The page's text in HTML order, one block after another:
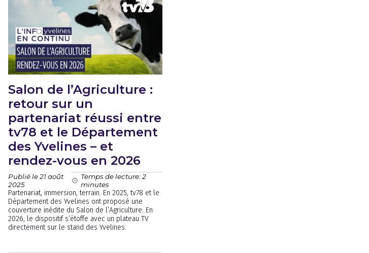
Salon de l’Agriculture :
retour sur un
partenariat réussi entre
tv78 et le Département
des Yvelines – et
rendez-vous en 2026
Publié le 21 août
2025
Temps de lecture: 2
minutes
Partenariat, immersion, terrain. En 2025, tv78 et le
Département des Yvelines ont proposé une
couverture inédite du Salon de l’Agriculture. En
2026, le dispositif s’étoffe avec un plateau TV
directement sur le stand des Yvelines.